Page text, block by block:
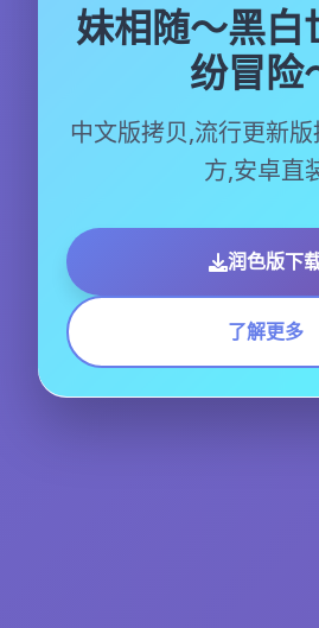
妹相随～黑白
纷冒险
中文版拷贝,流行更新
方,安卓直
润色版下
了解更多